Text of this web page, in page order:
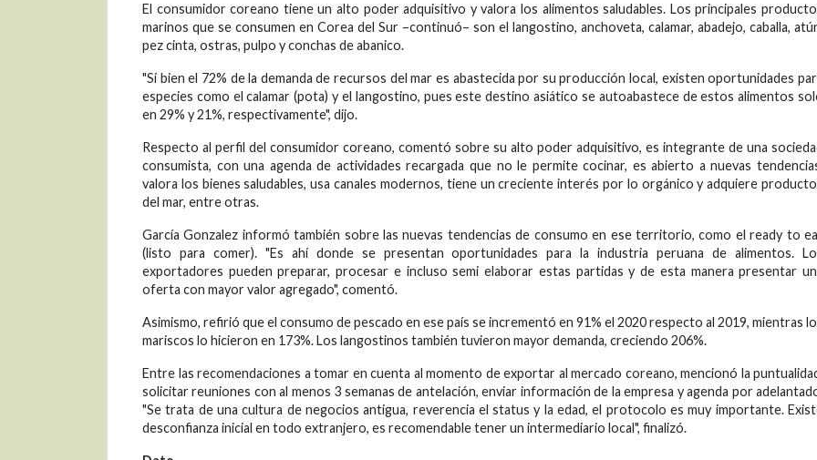
El consumidor coreano tiene un alto poder adquisitivo y valora los alimentos saludables. Los principales
marinos que se consumen en Corea del Sur –continuó– son el langostino, anchoveta, calamar, abadejo, caballa,
pez cinta, ostras, pulpo y conchas de abanico.
"Si bien el 72% de la demanda de recursos del mar es abastecida por su producción local, existen oportunidades
especies como el calamar (pota) y el langostino, pues este destino asiático se autoabastece de estos alimentos
en 29% y 21%, respectivamente", dijo.
Respecto al perfil del consumidor coreano, comentó sobre su alto poder adquisitivo, es integrante de una
consumista, con una agenda de actividades recargada que no le permite cocinar, es abierto a nuevas
valora los bienes saludables, usa canales modernos, tiene un creciente interés por lo orgánico y adquiere
del mar, entre otras.
García Gonzalez informó también sobre las nuevas tendencias de consumo en ese territorio, como el ready to
(listo para comer). "Es ahí donde se presentan oportunidades para la industria peruana de alimentos.
exportadores pueden preparar, procesar e incluso semi elaborar estas partidas y de esta manera presentar
oferta con mayor valor agregado", comentó.
Asimismo, refirió que el consumo de pescado en ese país se incrementó en 91% el 2020 respecto al 2019, mientras
mariscos lo hicieron en 173%. Los langostinos también tuvieron mayor demanda, creciendo 206%.
Entre las recomendaciones a tomar en cuenta al momento de exportar al mercado coreano, mencionó la
solicitar reuniones con al menos 3 semanas de antelación, enviar información de la empresa y agenda por
"Se trata de una cultura de negocios antigua, reverencia el status y la edad, el protocolo es muy importante.
desconfianza inicial en todo extranjero, es recomendable tener un intermediario local", finalizó.